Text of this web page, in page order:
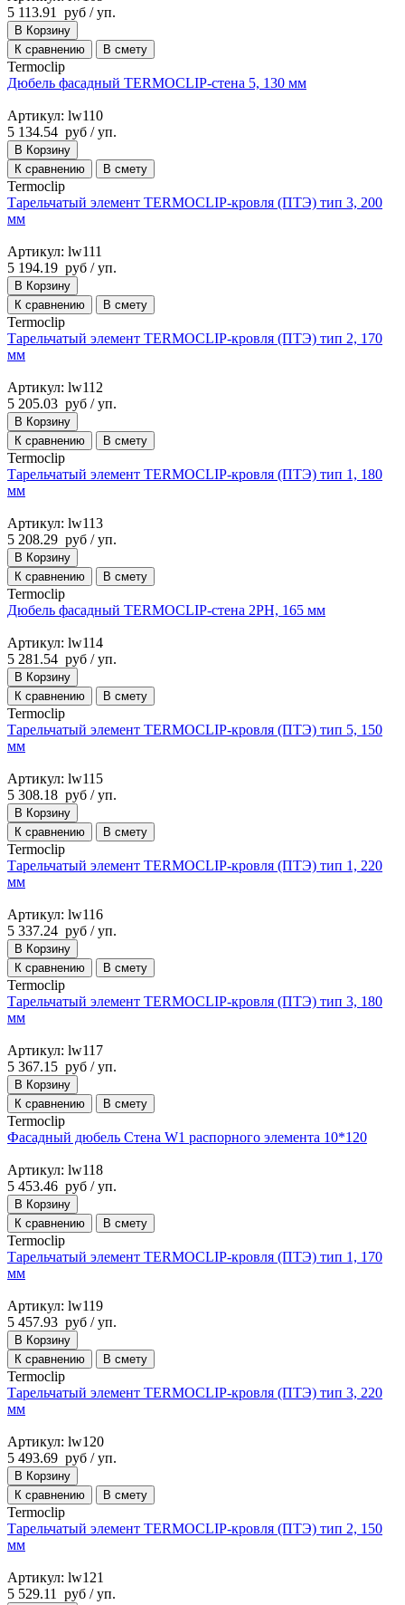
5 113.91 руб / уп.
В Корзину
К сравнению
В смету
Termoclip
Дюбель фасадный TERMOCLIP-стена 5, 130 мм
Артикул: lw110
5 134.54 руб / уп.
В Корзину
К сравнению
В смету
Termoclip
Тарельчатый элемент TERMOCLIP-кровля (ПТЭ) тип 3, 200
мм
Артикул: lw111
5 194.19 руб / уп.
В Корзину
К сравнению
В смету
Termoclip
Тарельчатый элемент TERMOCLIP-кровля (ПТЭ) тип 2, 170
мм
Артикул: lw112
5 205.03 руб / уп.
В Корзину
К сравнению
В смету
Termoclip
Тарельчатый элемент TERMOCLIP-кровля (ПТЭ) тип 1, 180
мм
Артикул: lw113
5 208.29 руб / уп.
В Корзину
К сравнению
В смету
Termoclip
Дюбель фасадный TERMOCLIP-стена 2PH, 165 мм
Артикул: lw114
5 281.54 руб / уп.
В Корзину
К сравнению
В смету
Termoclip
Тарельчатый элемент TERMOCLIP-кровля (ПТЭ) тип 5, 150
мм
Артикул: lw115
5 308.18 руб / уп.
В Корзину
К сравнению
В смету
Termoclip
Тарельчатый элемент TERMOCLIP-кровля (ПТЭ) тип 1, 220
мм
Артикул: lw116
5 337.24 руб / уп.
В Корзину
К сравнению
В смету
Termoclip
Тарельчатый элемент TERMOCLIP-кровля (ПТЭ) тип 3, 180
мм
Артикул: lw117
5 367.15 руб / уп.
В Корзину
К сравнению
В смету
Termoclip
Фасадный дюбель Стена W1 распорного элемента 10*120
Артикул: lw118
5 453.46 руб / уп.
В Корзину
К сравнению
В смету
Termoclip
Тарельчатый элемент TERMOCLIP-кровля (ПТЭ) тип 1, 170
мм
Артикул: lw119
5 457.93 руб / уп.
В Корзину
К сравнению
В смету
Termoclip
Тарельчатый элемент TERMOCLIP-кровля (ПТЭ) тип 3, 220
мм
Артикул: lw120
5 493.69 руб / уп.
В Корзину
К сравнению
В смету
Termoclip
Тарельчатый элемент TERMOCLIP-кровля (ПТЭ) тип 2, 150
мм
Артикул: lw121
5 529.11 руб / уп.